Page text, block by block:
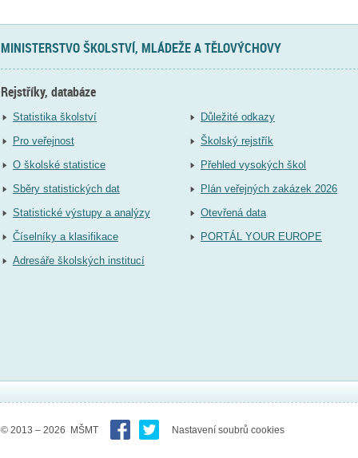
MINISTERSTVO ŠKOLSTVÍ, MLÁDEŽE A TĚLOVÝCHOVY
Rejstříky, databáze
Statistika školství
Pro veřejnost
O školské statistice
Sběry statistických dat
Statistické výstupy a analýzy
Číselníky a klasifikace
Adresáře školských institucí
Důležité odkazy
Školský rejstřík
Přehled vysokých škol
Plán veřejných zakázek 2026
Otevřená data
PORTÁL YOUR EUROPE
© 2013 – 2026 MŠMT Nastavení soubrů cookies